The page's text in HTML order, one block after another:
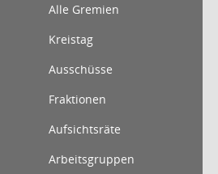
Alle Gremien
Kreistag
Ausschüsse
Fraktionen
Aufsichtsräte
Arbeitsgruppen